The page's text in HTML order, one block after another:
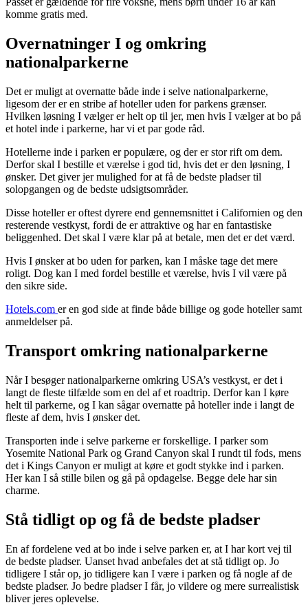
komme gratis med.
Overnatninger I og omkring
nationalparkerne
Det er muligt at overnatte både inde i selve nationalparkerne,
ligesom der er en stribe af hoteller uden for parkens grænser.
Hvilken løsning I vælger er helt op til jer, men hvis I vælger at bo på
et hotel inde i parkerne, har vi et par gode råd.
Hotellerne inde i parken er populære, og der er stor rift om dem.
Derfor skal I bestille et værelse i god tid, hvis det er den løsning, I
ønsker. Det giver jer mulighed for at få de bedste pladser til
solopgangen og de bedste udsigtsområder.
Disse hoteller er oftest dyrere end gennemsnittet i Californien og den
resterende vestkyst, fordi de er attraktive og har en fantastiske
beliggenhed. Det skal I være klar på at betale, men det er det værd.
Hvis I ønsker at bo uden for parken, kan I måske tage det mere
roligt. Dog kan I med fordel bestille et værelse, hvis I vil være på
den sikre side.
Hotels.com er en god side at finde både billige og gode hoteller samt
anmeldelser på.
Transport omkring nationalparkerne
Når I besøger nationalparkerne omkring USA’s vestkyst, er det i
langt de fleste tilfælde som en del af et roadtrip. Derfor kan I køre
helt til parkerne, og I kan sågar overnatte på hoteller inde i langt de
fleste af dem, hvis I ønsker det.
Transporten inde i selve parkerne er forskellige. I parker som
Yosemite National Park og Grand Canyon skal I rundt til fods, mens
det i Kings Canyon er muligt at køre et godt stykke ind i parken.
Her kan I så stille bilen og gå på opdagelse. Begge dele har sin
charme.
Stå tidligt op og få de bedste pladser
En af fordelene ved at bo inde i selve parken er, at I har kort vej til
de bedste pladser. Uanset hvad anbefales det at stå tidligt op. Jo
tidligere I står op, jo tidligere kan I være i parken og få nogle af de
bedste pladser. Jo bedre pladser I får, jo vildere og mere surrealistisk
bliver jeres oplevelse.